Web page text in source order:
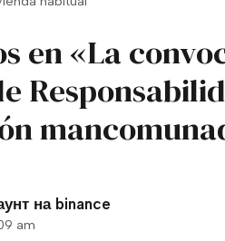
en «La
на binance
am